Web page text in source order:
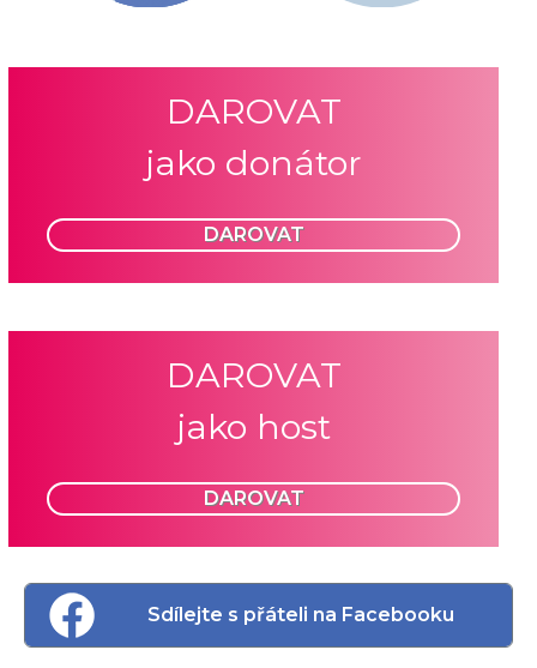
DAROVAT
jako donátor
DAROVAT
DAROVAT
jako host
DAROVAT
Sdílejte s přáteli na Facebooku